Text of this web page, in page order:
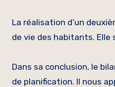
La réalisation d’un
de vie des habitants. Elle
Dans sa conclusion, le
de planification. Il nous